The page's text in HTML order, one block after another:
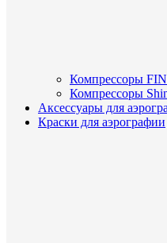
Компрессоры
Компрессоры
Аксессуары для
Краски для аэрографии